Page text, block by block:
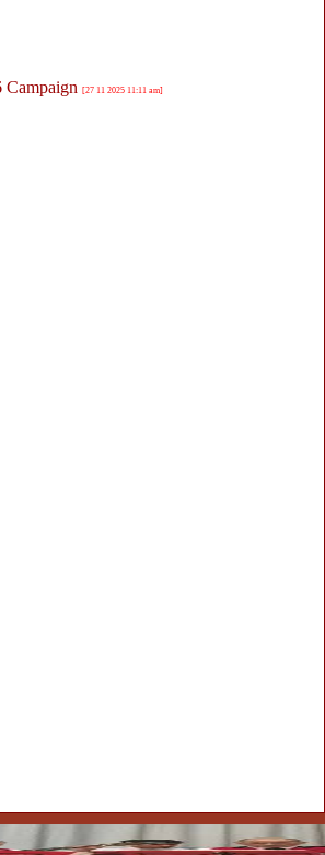
Campaign [27 11 2025 11:11 am]